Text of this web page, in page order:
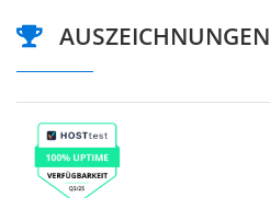
AUSZEICHNUNGEN